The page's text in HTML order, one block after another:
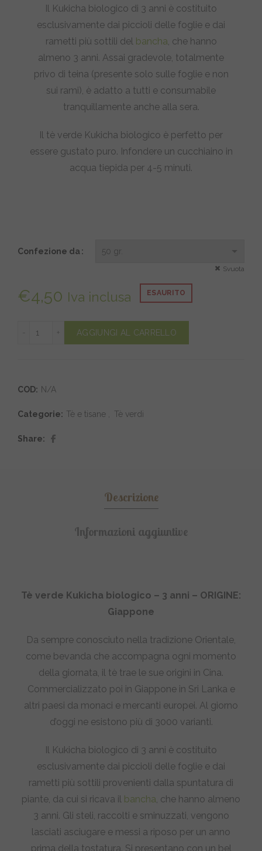
€4,50
a
€12,90
Il Kukicha biologico di 3 anni è costituito
esclusivamente dai piccioli delle foglie e dai
rametti più sottili del bancha, che hanno
almeno 3 anni. Assai gradevole, totalmente
privo di teina (presente solo sulle foglie e non
sui rami), è adatto a tutti e consumabile
tranquillamente anche alla sera.
Il tè verde Kukicha biologico è perfetto per
essere gustato puro. Infondere un cucchiaino in
acqua tiepida per 4-5 minuti.
Confezione da
Svuota
€4,50 Iva inclusa ESAURITO
AGGIUNGI AL CARRELLO
COD: N/A
Categorie: Tè e tisane Tè verdi
Share
Descrizione
Informazioni aggiuntive
Tè verde Kukicha biologico – 3 anni – ORIGINE:
Giappone
Da sempre conosciuto nella tradizione Orientale,
come bevanda che accompagna ogni momento
della giornata, il tè trae le sue origini in Cina.
Commercializzato poi in Giappone in Sri Lanka e
altri paesi da monaci e mercanti europei. Al giorno
d’oggi ne esistono più di 3000 varianti.
Il Kukicha biologico di 3 anni è costituito
esclusivamente dai piccioli delle foglie e dai
rametti più sottili provenienti dalla spuntatura di
piante, da cui si ricava il bancha, che hanno almeno
3 anni. Gli steli, raccolti e sminuzzati, vengono
lasciati asciugare e messi a riposo per un anno
prima della tostatura. Si presentano con un bel